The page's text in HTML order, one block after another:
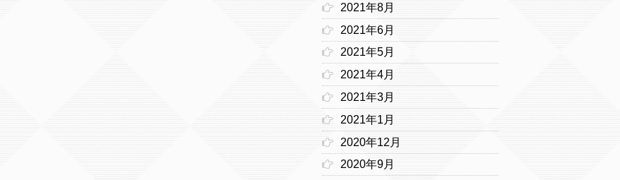
2021年8月
2021年6月
2021年5月
2021年4月
2021年3月
2021年1月
2020年12月
2020年9月